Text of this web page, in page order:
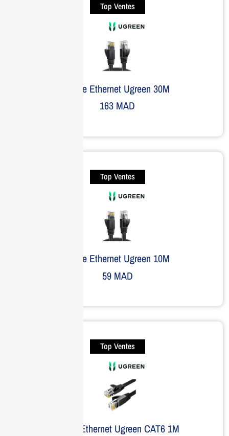
Top Ventes
Câble Ethernet Ugreen 30M
163 MAD
Top Ventes
Câble Ethernet Ugreen 10M
59MAD
Top Ventes
Câble Ethernet Ugreen CAT6 1M